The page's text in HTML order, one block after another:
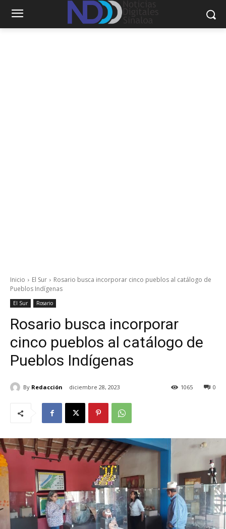
Inicio El Sur
Rosario busca incorporar cinco pueblos al catálogo de
Pueblos Indígenas
El Sur Rosario
Rosario busca incorporar
cinco pueblos al catálogo de
Pueblos Indígenas
By Redacción diciembre 28, 2023 0
1065